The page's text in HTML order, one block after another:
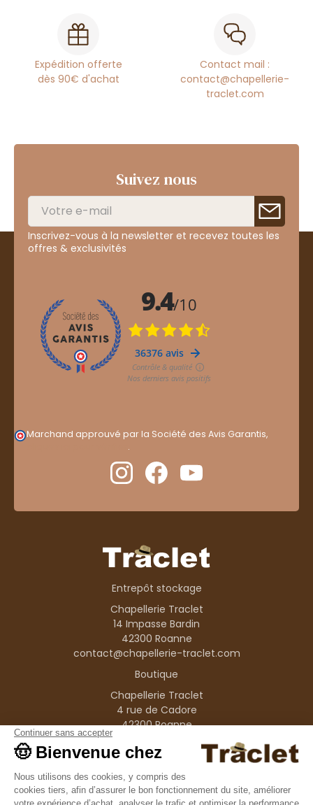
Expédition offerte
dès 90€ d'achat
Contact mail :
contact@chapellerie-
traclet.com
Suivez nous
Inscrivez-vous à la newsletter et recevez toutes les
offres & exclusivités
Marchand approuvé par la Société des Avis Garantis,
.
Entrepôt stockage
Chapellerie Traclet
14 Impasse Bardin
42300 Roanne
contact@chapellerie-traclet.com
Boutique
Chapellerie Traclet
4 rue de Cadore
42300 Roanne
Produits